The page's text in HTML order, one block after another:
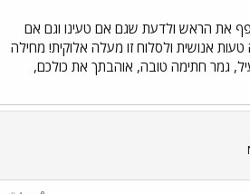
את הראש ולדעת שגם אם טעינו וגם אם
אנושית ולסלוח זו מעלה אלוקית! מחילה
גמר חתימה טובה, אוהבתך את כולכם,